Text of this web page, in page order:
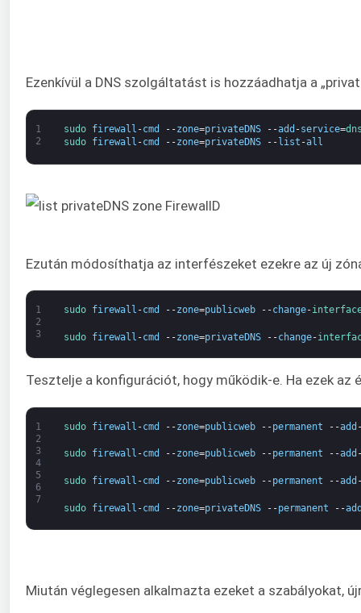
Ezenkívül a DNS szolgáltatást is hozzáadhatja a
1
2
sudo firewall -cmd --zone=privateDNS --add -service=
sudo firewall -cmd --zone=privateDNS -- list -all
Ezután módosíthatja az interfészeket ezekre az új
1
2
3
sudo firewall -cmd --zone=publicweb --change-
sudo firewall -cmd --zone=privateDNS --change-
Tesztelje a konfigurációt, hogy működik-e. Ha ezek
1
2
3
4
5
6
7
sudo firewall -cmd --zone=publicweb --permanent --add
sudo firewall -cmd --zone=publicweb --permanent --add
sudo firewall -cmd --zone=publicweb --permanent --add
sudo firewall -cmd --zone=privateDNS --permanent --
Miután véglegesen alkalmazta ezeket a